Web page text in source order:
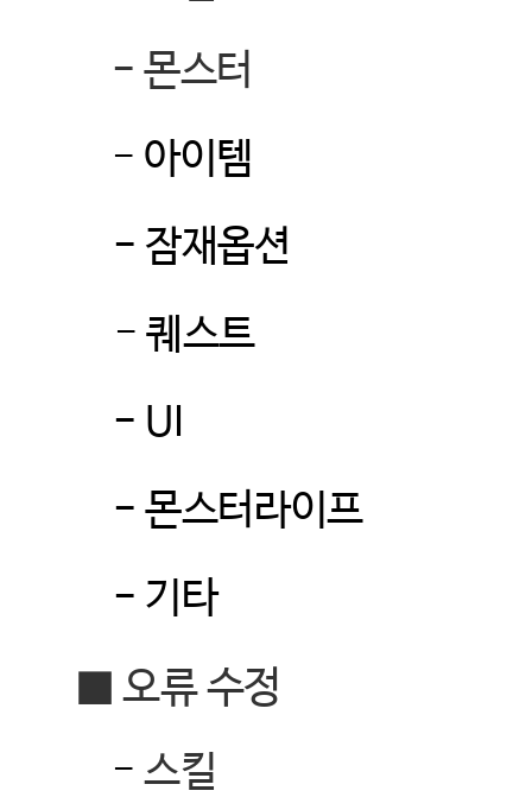
-몬스터
- 아이템
- 잠재옵션
- 퀘스트
- UI
-몬스터라이프
- 기타
■오류 수정
-스킬